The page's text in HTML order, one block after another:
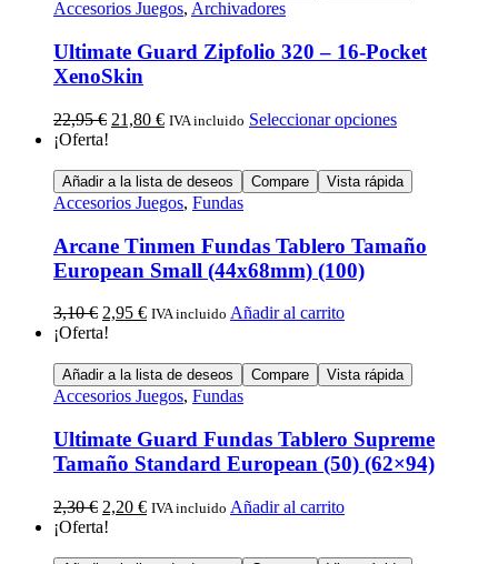
Accesorios Juegos, Archivadores
Ultimate Guard Zipfolio 320 – 16-Pocket
XenoSkin
22,95€ 21,80 € IVA incluido Seleccionar opciones
¡Oferta!
Añadir a la lista de deseos Compare Vista rápida
Accesorios Juegos, Fundas
Arcane Tinmen Fundas Tablero Tamaño
European Small (44x68mm) (100)
3,10€ 2,95 € IVA incluido Añadir al carrito
¡Oferta!
Añadir a la lista de deseos Compare Vista rápida
Accesorios Juegos, Fundas
Ultimate Guard Fundas Tablero Supreme
Tamaño Standard European (50) (62×94)
2,30€ 2,20 € IVA incluido Añadir al carrito
¡Oferta!